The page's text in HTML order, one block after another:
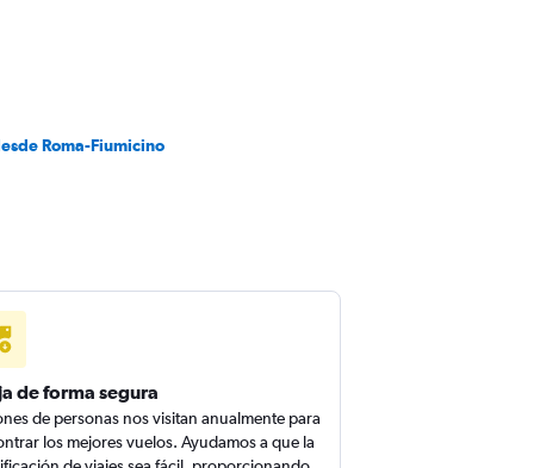
Roma-Fiumicino
de forma segura
de personas nos visitan anualmente para
los mejores vuelos. Ayudamos a que la